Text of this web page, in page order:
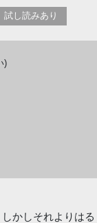
試し読みあり
)
かしそれよりはる